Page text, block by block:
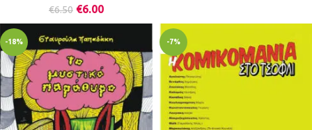
€6.50 €6.00
-18% -7%